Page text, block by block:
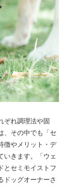
ぞれ調理法や固
、その中でも「セ
徴やメリット・デ
いきます。「ウェ
とセミモイストフ
ドッグオーナーさ